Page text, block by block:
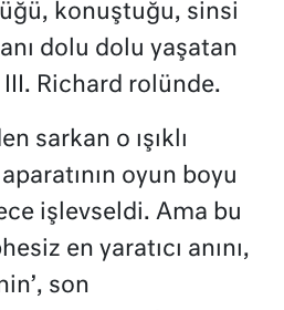
konuştuğu, sinsi
dolu dolu yaşatan
Richard rolünde.
sarkan o ışıklı
oyun boyu
işlevseldi. Ama bu
en yaratıcı anını,
son